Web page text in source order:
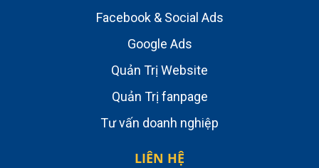
Facebook & Social Ads
Google Ads
Quản Trị Website
Quản Trị fanpage
Tư vấn doanh nghiệp
LIÊN HỆ